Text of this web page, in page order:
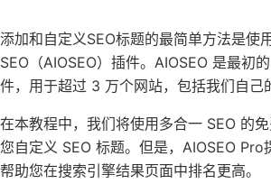
添加和自定义SEO标题的最简单方法是使用
SEO （AIOSEO）插件。AIOSEO 是最初
件，用于超过 3 万个网站，包括我们自己
在本教程中，我们将使用多合一 SEO 的
您自定义 SEO 标题。但是， AIOSEO Pro
帮助您在搜索引擎结果页面中排名更高。